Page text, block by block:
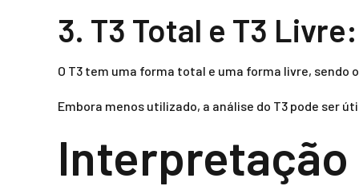
3. T3 Total e T3
O T3 tem uma forma total e uma forma livre, sendo
Embora menos utilizado, a análise do T3 pode ser
Interpretação